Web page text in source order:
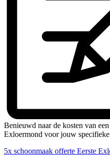
Benieuwd naar de kosten van
Exloermond voor jouw
5x schoonmaak offerte Eerste